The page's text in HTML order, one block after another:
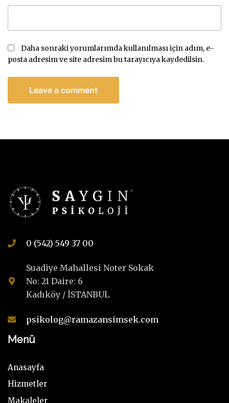
Daha sonraki yorumlarımda kullanılması için adım, e-
posta adresim ve site adresim bu tarayıcıya kaydedilsin.
0 (542) 549 37 00
Suadiye Mahallesi Noter Sokak
No: 21 Daire: 6
Kadıköy / İSTANBUL
psikolog@ramazansimsek.com
Menü
Anasayfa
Hizmetler
Makaleler